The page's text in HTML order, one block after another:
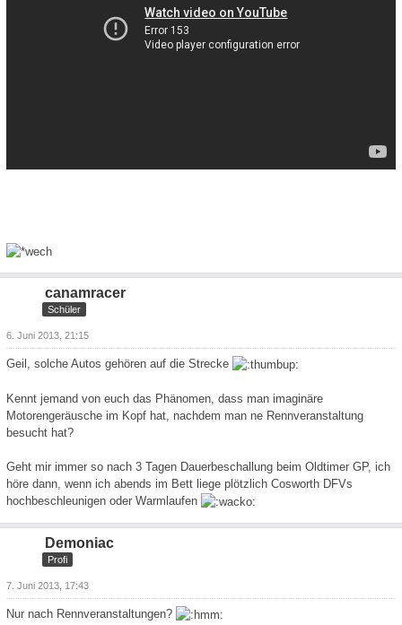
canamracer
Schüler
6. Juni 2013, 21:15
Geil, solche Autos gehören auf die Strecke
Kennt jemand von euch das Phänomen, dass man imaginäre
Motorengeräusche im Kopf hat, nachdem man ne Rennveranstaltung
besucht hat?
Geht mir immer so nach 3 Tagen Dauerbeschallung beim Oldtimer GP, ich
höre dann, wenn ich abends im Bett liege plötzlich Cosworth DFVs
hochbeschleunigen oder Warmlaufen
Demoniac
Profi
7. Juni 2013, 17:43
Nur nach Rennveranstaltungen?